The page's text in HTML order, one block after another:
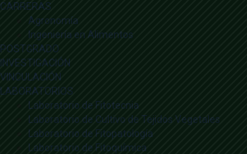
CARRERAS
Agronomía
Ingeniería en Alimentos
POSTGRADO
INVESTIGACIÓN
VINCULACIÓN
LABORATORIOS
Laboratorio de Fitotecnia
Laboratorio de Cultivo de Tejidos Vegetales
Laboratorio de Fitopatología
Laboratorio de Fitoquímica